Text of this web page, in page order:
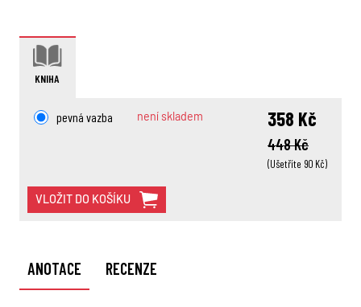
KNIHA
pevná vazba není skladem
448 Kč
(Ušetříte 90 Kč)
358 Kč
VLOŽIT DO KOŠÍKU
ANOTACE RECENZE